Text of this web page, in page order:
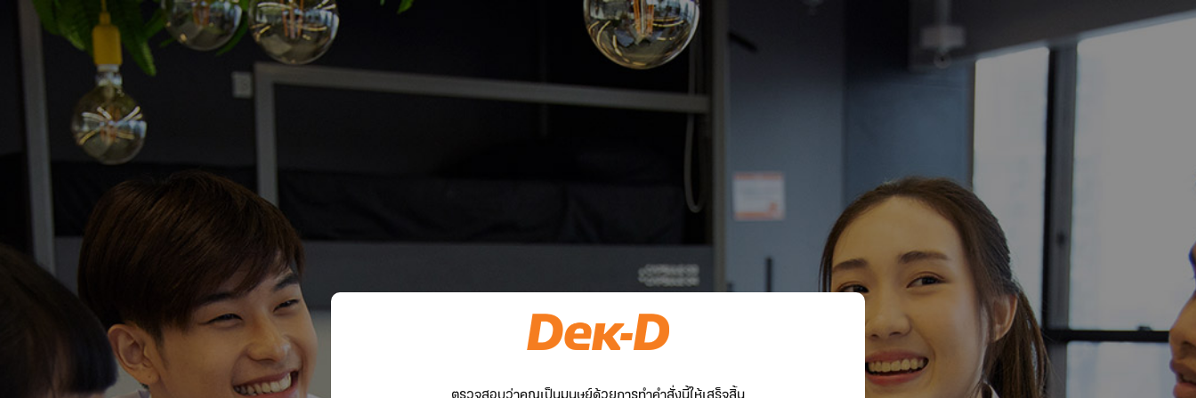
ตรวจสอบว่าคุณเป็นมนุษย์ด้วยการทำคำสั่งนี้ให้เสร็จสิ้น